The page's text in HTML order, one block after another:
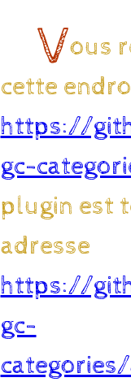
Vous
cette
https://
gc-
plugin est
adresse
https://
gc-